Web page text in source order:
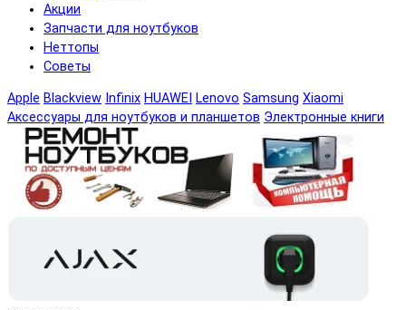
Акции
Запчасти для ноутбуков
Неттопы
Советы
Apple Blackview Infinix HUAWEI Lenovo Samsung Xiaomi
Аксессуары для ноутбуков и планшетов Электронные книги